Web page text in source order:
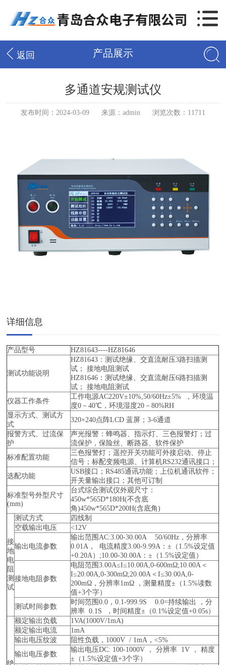
返回 产品展示
多通道安规测试仪
发布时间：2024-03-09 来源：admin 浏览次数：11711
详细信息
产品型号 HZ81643----HZ81646
测试功能说明
HZ81643：测试绝缘、交直流耐压3路扫描测
试； 接地电阻测试
HZ81646：测试绝缘、交直流耐压6路扫描测
试； 接地电阻测试
仪器工作条件
工作电源AC220V±10%,50/60Hz±5% ，环境温
度0－40℃，环境湿度20－80%RH
显示方式、测试方
式
320×240点阵LCD 蓝屏；3-6通道
报警方式、过流保
护
声光报警：蜂鸣器、指示灯、三色报警灯；过
流保护，保险丝、断路器、软件保护
标准配置功能
三色报警灯；遥控开关功能可外接启动、停止
信号；标配变频电源、计算机RS232通讯接口；
选配功能
USB接口；RS485通讯功能；上位机通讯软件；
开关量输出接口；其他可订制
标准型号外型尺寸
(mm)
台式综合测试仪外观尺寸：
450w*565D*180H(不含底
角)450w*565D*200H(含底角)
接
地
电
阻
测
试
测试方式
四线制
空载输出电压
<12V
输出电流参数
输出范围AC:3.00-30.00A 50/60Hz，分辨率
0.01A， 电流精度3.00-9.99A：±（1.5%设定值
+0.20A）;10.00-30.00A：±（1.5%设定值）
接地电阻参数
电阻范围3.00A≤I≤10.00A,0-600mΩ;10.00A＜
I≤20.00A,0-300mΩ;20.00A＜I≤30.00A,0-
200mΩ，分辨率1mΩ ，测量精度±（1.5%读数
值+3个字）
测试时间参数
时间范围0.0，0.1-999.9S 0.0=持续输出 ，分
辨率 0.1S ，时间精度±（0.1%设定值+0.05s）
绝
额定输出负载
1VA(1000V/1mA)
额定输出电流
1mA
输出电压纹波
阻性负载，1000V / 1mA，<5%
输出电压参数
输出电压DC: 100-1000V ， 分辨率 1V ， 精度
±（1.5%设定值+3个字）